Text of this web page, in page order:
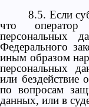
8.5. Если
что оператор
персональных
Федерального
иным образом
персональных
или бездействие
по вопросам
данных, или в